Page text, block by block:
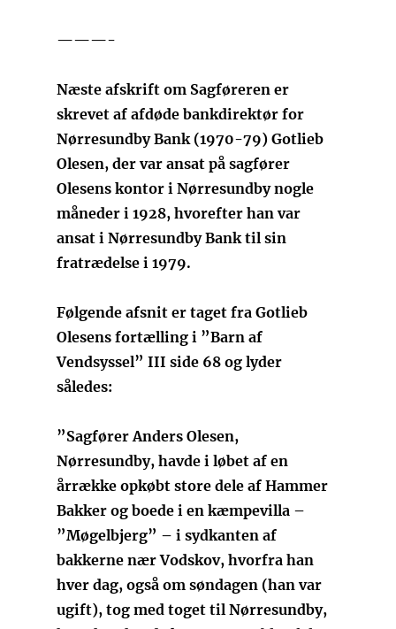
———-
Næste afskrift om Sagføreren er
skrevet af afdøde bankdirektør for
Nørresundby Bank (1970-79) Gotlieb
Olesen, der var ansat på sagfører
Olesens kontor i Nørresundby nogle
måneder i 1928, hvorefter han var
ansat i Nørresundby Bank til sin
fratrædelse i 1979.
Følgende afsnit er taget fra Gotlieb
Olesens fortælling i ”Barn af
Vendsyssel” III side 68 og lyder
således:
”Sagfører Anders Olesen,
Nørresundby, havde i løbet af en
årrække opkøbt store dele af Hammer
Bakker og boede i en kæmpevilla –
”Møgelbjerg” – i sydkanten af
bakkerne nær Vodskov, hvorfra han
hver dag, også om søndagen (han var
ugift), tog med toget til Nørresundby,